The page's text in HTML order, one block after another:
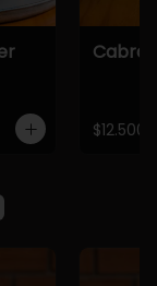
Cabra
$12.500